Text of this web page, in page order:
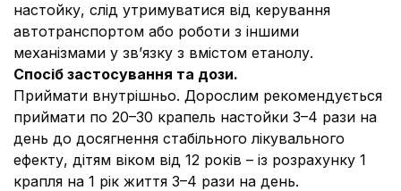
настойку, слід утримуватися від керування
автотранспортом або роботи з іншими
механізмами у зв’язку з вмістом етанолу.
Спосіб застосування та дози.
Приймати внутрішньо. Дорослим рекомендується
приймати по 20–30 крапель настойки 3–4 рази на
день до досягнення стабільного лікувального
ефекту, дітям віком від 12 років – із розрахунку 1
крапля на 1 рік життя 3–4 рази на день.